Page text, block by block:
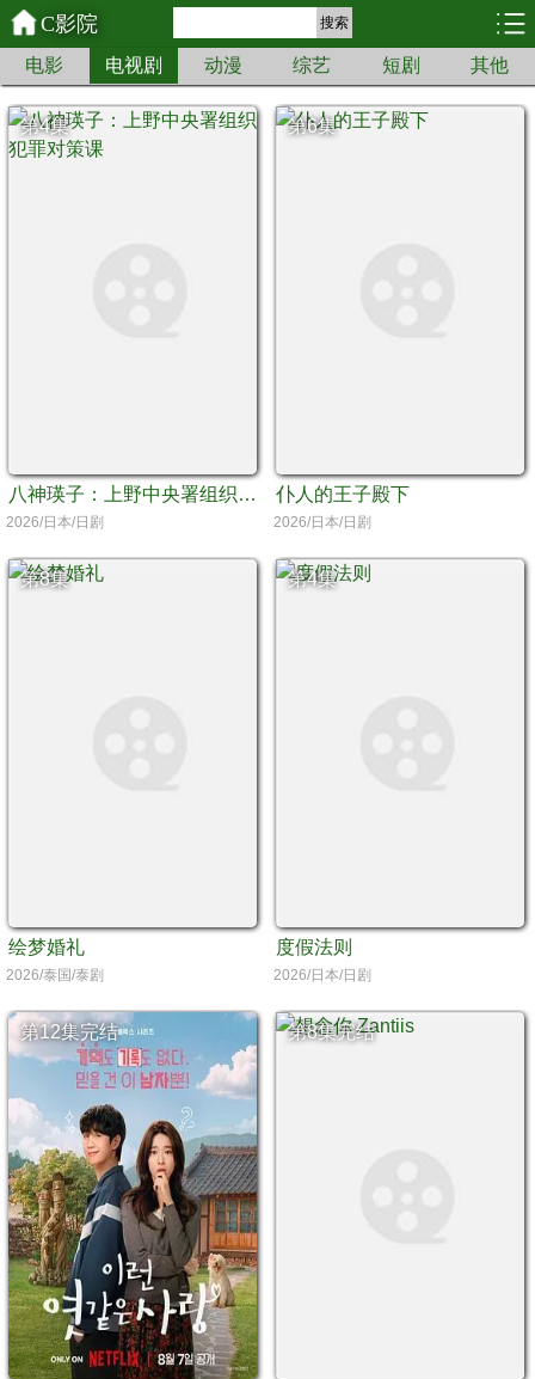
C影院 搜索
电影 电视剧 动漫 综艺 短剧 其他
第4集
八神瑛子：上野中央署组织犯罪对策课
2026/日本/日剧
第6集
仆人的王子殿下
2026/日本/日剧
第8集
绘梦婚礼
2026/泰国/泰剧
第4集
度假法则
2026/日本/日剧
第12集完结 第8集完结